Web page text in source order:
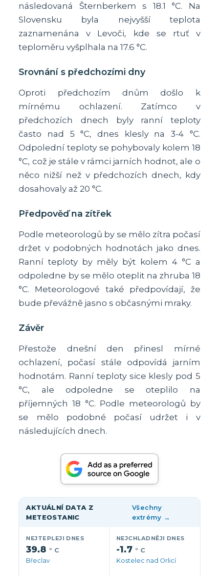
následovaná Šternberkem s 18.1 °C. Na
Slovensku byla nejvyšší teplota
zaznamenána v Levoči, kde se rtuť v
teploměru vyšplhala na 17.6 °C.
Srovnání s předchozími dny
Oproti předchozím dnům došlo k
mírnému ochlazení. Zatímco v
předchozích dnech byly ranní teploty
často nad 5 °C, dnes klesly na 3-4 °C.
Odpolední teploty se pohybovaly kolem 18
°C, což je stále v rámci jarních hodnot, ale o
něco nižší než v předchozích dnech, kdy
dosahovaly až 20 °C.
Předpověď na zítřek
Podle meteorologů by se mělo zítra počasí
držet v podobných hodnotách jako dnes.
Ranní teploty by měly být kolem 4 °C a
odpoledne by se mělo oteplit na zhruba 18
°C. Meteorologové také předpovídají, že
bude převážně jasno s občasnými mraky.
Závěr
Přestože dnešní den přinesl mírné
ochlazení, počasí stále odpovídá jarním
hodnotám. Ranní teploty sice klesly pod 5
°C, ale odpoledne se oteplilo na
příjemných 18 °C. Podle meteorologů by
se mělo podobné počasí udržet i v
následujících dnech.
AKTUÁLNÍ DATA Z
METEOSTANIC
Všechny
extrémy →
NEJTEPLEJI DNES
39.8 ° C
Břeclav
NEJCHLADNĚJI DNES
-1.7 ° C
Kostelec nad Orlicí